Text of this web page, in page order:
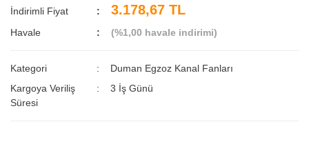
İndirimli Fiyat 3.178,67 TL
Havale (%1,00 havale indirimi)
Kategori
Duman Egzoz Kanal Fanları
Kargoya Veriliş
Süresi
3 İş Günü